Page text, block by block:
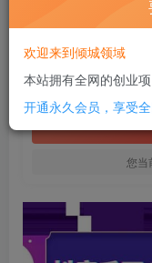
此内容为付费资源，
SVIP全站会员 免
您当
欢迎来到倾城领域
本站拥有全网的创业
开通永久会员，享受